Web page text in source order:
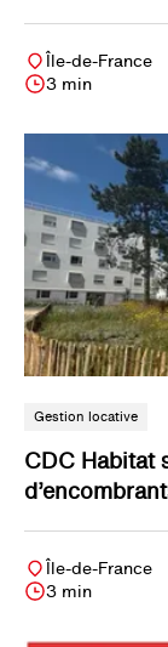
Île-de-France
3 min
Gestion locative
CDC Habitat
Île-de-France
3 min